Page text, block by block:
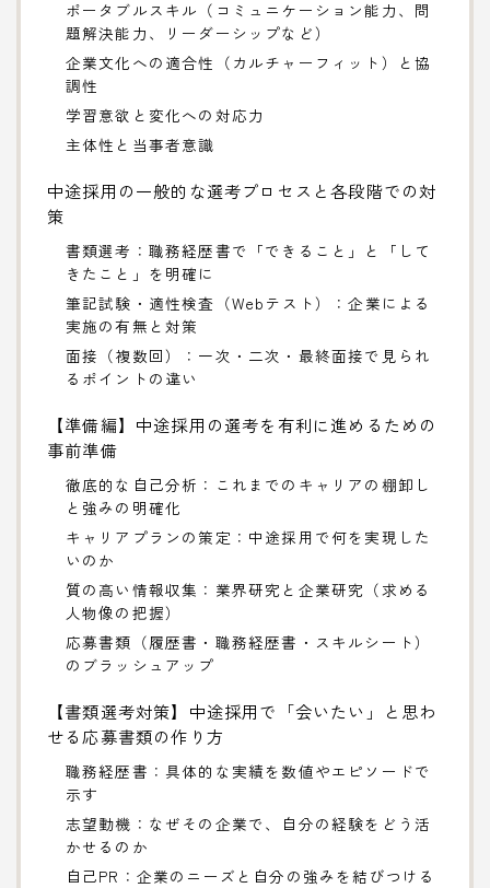
ポータブルスキル（コミュニケーション能力、問
題解決能力、リーダーシップなど）
企業文化への適合性（カルチャーフィット）と協
調性
学習意欲と変化への対応力
主体性と当事者意識
中途採用の一般的な選考プロセスと各段階での対
策
書類選考：職務経歴書で「できること」と「して
きたこと」を明確に
筆記試験・適性検査（Webテスト）：企業による
実施の有無と対策
面接（複数回）：一次・二次・最終面接で見られ
るポイントの違い
【準備編】中途採用の選考を有利に進めるための
事前準備
徹底的な自己分析：これまでのキャリアの棚卸し
と強みの明確化
キャリアプランの策定：中途採用で何を実現した
いのか
質の高い情報収集：業界研究と企業研究（求める
人物像の把握）
応募書類（履歴書・職務経歴書・スキルシート）
のブラッシュアップ
【書類選考対策】中途採用で「会いたい」と思わ
せる応募書類の作り方
職務経歴書：具体的な実績を数値やエピソードで
示す
志望動機：なぜその企業で、自分の経験をどう活
かせるのか
自己PR：企業のニーズと自分の強みを結びつける